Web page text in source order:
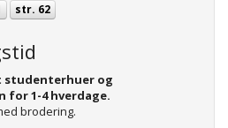
str. 62
studenterhuer og
for 1-4 hverdage.
brodering.